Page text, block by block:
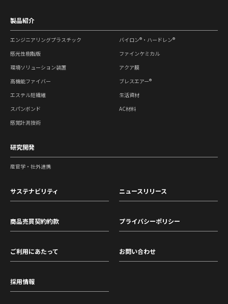
製品紹介
エンジニアリングプラスチック
バイロン®・ハードレン®
感光性樹脂版
ファインケミカル
環境ソリューション装置
アクア膜
高機能ファイバー
ブレスエアー®
エステル短繊維
生活資材
スパンボンド
AC材料
感覚計測技術
研究開発
産官学・社外連携
サステナビリティ ニュースリリース
商品売買契約約款 プライバシーポリシー
ご利用にあたって お問い合わせ
採用情報